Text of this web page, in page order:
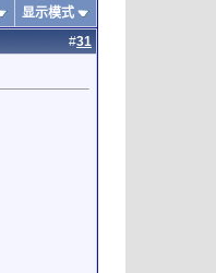
显示模式
#31